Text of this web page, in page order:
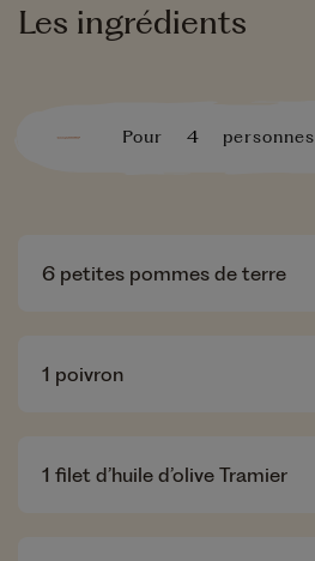
Les ingrédients
Pour personnes
6 petites pommes de terre
1 poivron
1 filet d’huile d’olive Tramier